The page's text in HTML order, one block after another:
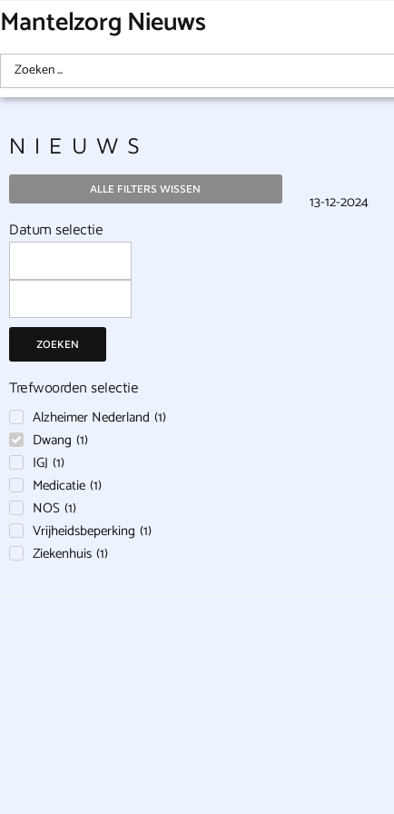
Mantelzorg Nieuws
NIEUWS
ALLE FILTERS WISSEN
Datum selectie
ZOEKEN
Trefwoorden selectie
Alzheimer Nederland (1)
Dwang (1)
IGJ (1)
Medicatie (1)
NOS (1)
Vrijheidsbeperking (1)
Ziekenhuis (1)
13-12-2024